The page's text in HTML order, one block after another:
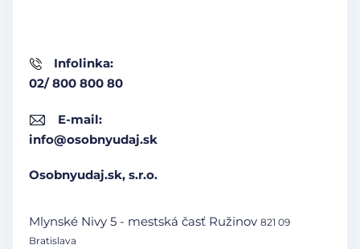
Infolinka:
02/ 800 800 80
E-mail:
info@osobnyudaj.sk
Osobnyudaj.sk, s.r.o.
Mlynské Nivy 5 - mestská časť Ružinov 821 09
Bratislava